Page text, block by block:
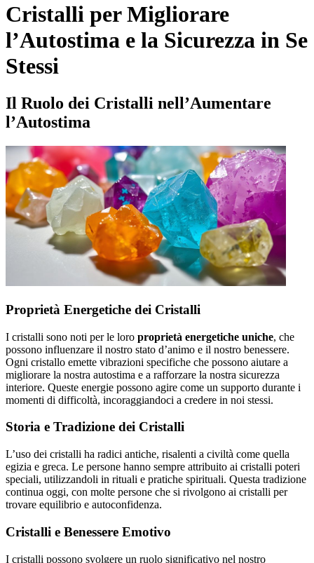
Cristalli per Migliorare
l’Autostima e la Sicurezza in Se
Stessi
Il Ruolo dei Cristalli nell’Aumentare
l’Autostima
Proprietà Energetiche dei Cristalli
I cristalli sono noti per le loro proprietà energetiche uniche, che
possono influenzare il nostro stato d’animo e il nostro benessere.
Ogni cristallo emette vibrazioni specifiche che possono aiutare a
migliorare la nostra autostima e a rafforzare la nostra sicurezza
interiore. Queste energie possono agire come un supporto durante i
momenti di difficoltà, incoraggiandoci a credere in noi stessi.
Storia e Tradizione dei Cristalli
L’uso dei cristalli ha radici antiche, risalenti a civiltà come quella
egizia e greca. Le persone hanno sempre attribuito ai cristalli poteri
speciali, utilizzandoli in rituali e pratiche spirituali. Questa tradizione
continua oggi, con molte persone che si rivolgono ai cristalli per
trovare equilibrio e autoconfidenza.
Cristalli e Benessere Emotivo
I cristalli possono svolgere un ruolo significativo nel nostro